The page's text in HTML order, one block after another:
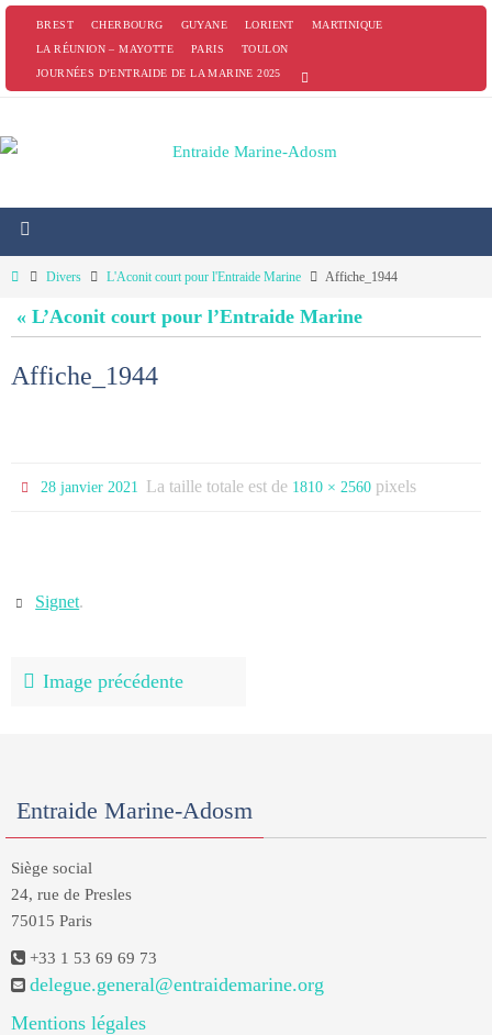
PasserBREST CHERBOURG GUYANE LORIENT
MARTINIQUE
LA RÉUNION – MAYOTTE
PARIS
TOULON
JOURNÉES D’ENTRAIDE DE LA MARINE 2025
HomeDivers L'Aconit court pour l'Entraide Marine Affiche_1944
« L’Aconit court pour l’Entraide Marine
Affiche_1944
28 janvier 2021 La taille totale est de 1810 × 2560 pixels
Signet.
Image précédente
Entraide Marine-Adosm
Siège social
24, rue de Presles
75015 Paris
+33 1 53 69 69 73
delegue.general@entraidemarine.org
Mentions légales